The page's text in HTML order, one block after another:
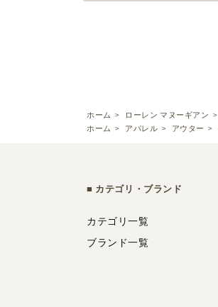
ホーム > ローレン マヌーギアン >
ホーム > アパレル > アウター >
カテゴリ・ブランド
カテゴリ一覧
ブランド一覧